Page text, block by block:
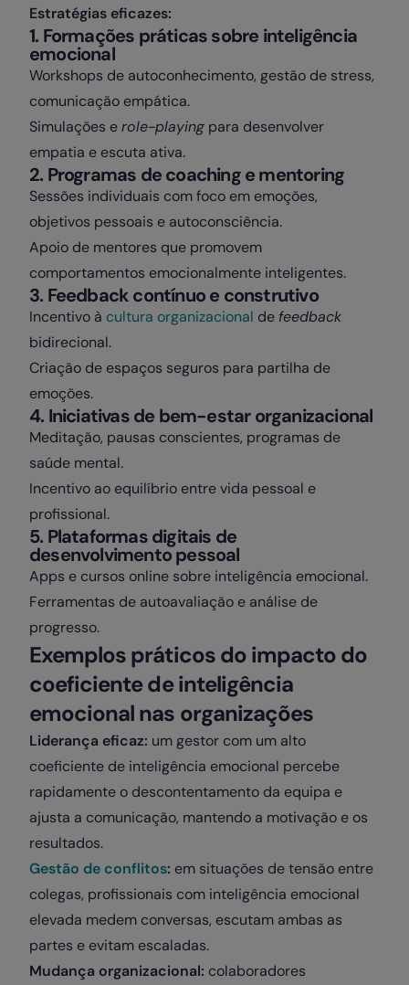
Estratégias eficazes:
1. Formações práticas sobre inteligência
emocional
Workshops de autoconhecimento, gestão de stress,
comunicação empática.
Simulações erole-playing para desenvolver
empatia e escuta ativa.
2. Programas de coaching e mentoring
Sessões individuais com foco em emoções,
objetivos pessoais e autoconsciência.
Apoio de mentores que promovem
comportamentos emocionalmente inteligentes.
3. Feedback contínuo e construtivo
Incentivo à cultura organizacional de feedback
bidirecional.
Criação de espaços seguros para partilha de
emoções.
4. Iniciativas de bem-estar organizacional
Meditação, pausas conscientes, programas de
saúde mental.
Incentivo ao equilíbrio entre vida pessoal e
profissional.
5. Plataformas digitais de
desenvolvimento pessoal
Apps e cursos online sobre inteligência emocional.
Ferramentas de autoavaliação e análise de
progresso.
Exemplos práticos do impacto do
coeficiente de inteligência
emocional nas organizações
Liderança eficaz: um gestor com um alto
coeficiente de inteligência emocional percebe
rapidamente o descontentamento da equipa e
ajusta a comunicação, mantendo a motivação e os
resultados.
Gestão de conflitos: em situações de tensão entre
colegas, profissionais com inteligência emocional
elevada medem conversas, escutam ambas as
partes e evitam escaladas.
Mudança organizacional: colaboradores